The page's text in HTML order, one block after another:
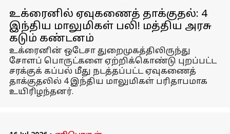
உக்ரைனில் ஏவுகணைத் தாக்குதல்: 4
இந்திய மாலுமிகள் பலி! மத்திய அரசு
கடும் கண்டனம்
உக்ரைனின் ஒடேசா துறைமுகத்திலிருந்து
சோளப் பொருட்களை ஏற்றிக்கொண்டு புறப்பட்ட
சரக்குக் கப்பல் மீது நடத்தப்பட்ட ஏவுகணைத்
தாக்குதலில் 4 இந்திய மாலுமிகள் பரிதாபமாக
உயிரிழந்தனர்.